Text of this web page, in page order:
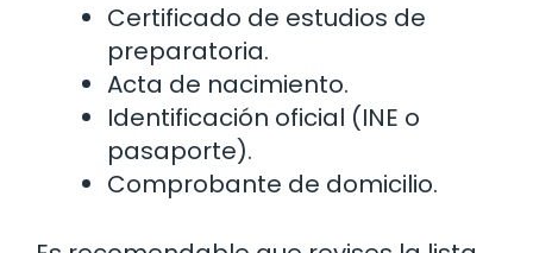
Certificado de estudios de
preparatoria.
Acta de nacimiento.
Identificación oficial (INE o
pasaporte).
Comprobante de domicilio.